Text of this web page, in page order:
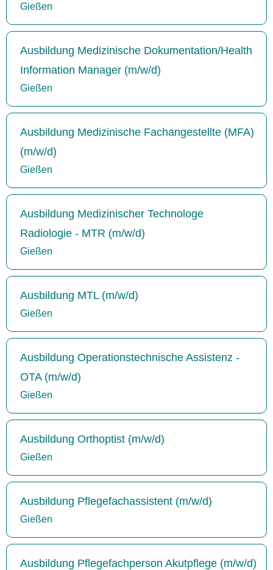
Gießen
Ausbildung Medizinische Dokumentation/Health
Information Manager (m/w/d)
Gießen
Ausbildung Medizinische Fachangestellte (MFA)
(m/w/d)
Gießen
Ausbildung Medizinischer Technologe
Radiologie - MTR (m/w/d)
Gießen
Ausbildung MTL (m/w/d)
Gießen
Ausbildung Operationstechnische Assistenz -
OTA (m/w/d)
Gießen
Ausbildung Orthoptist (m/w/d)
Gießen
Ausbildung Pflegefachassistent (m/w/d)
Gießen
Ausbildung Pflegefachperson Akutpflege (m/w/d)